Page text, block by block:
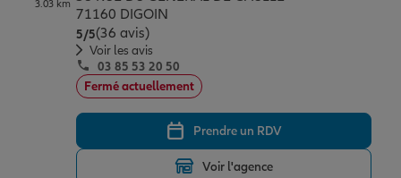
Assurance emprunteur
Prévoyance et dépendance
Assurance animal de compagnie
Protection de la famille
Protection juridique
Épargne & retraite
Plan épargne retraite
Assurance vie
Vos projets
Partir en vacances
Conseil assurance
3.03 km
71160 DIGOIN
5/5Note de 5 sur 5
(36 avis)
Voir les avis
03 85 53 20 50
Fermé actuellement
Prendre un RDV
Voir l'agence